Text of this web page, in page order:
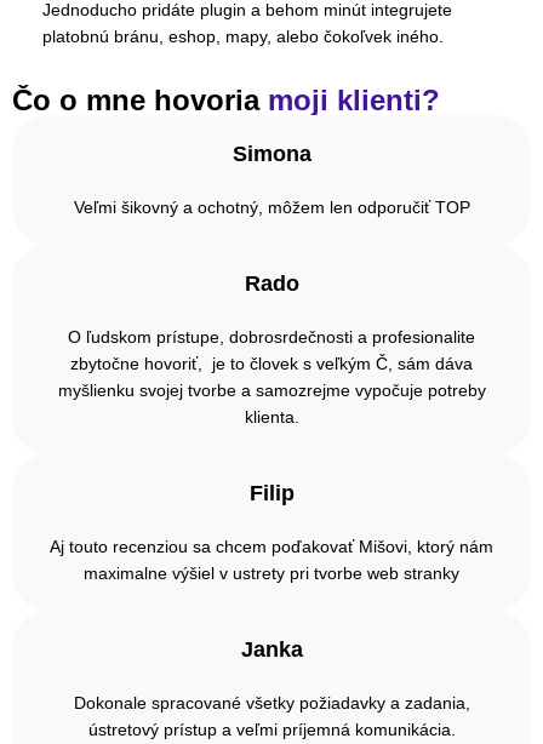
Jednoducho pridáte plugin a behom minút integrujete
platobnú bránu, eshop, mapy, alebo čokoľvek iného.
Čo o mne hovoriamoji klienti?
Simona
Veľmi šikovný a ochotný, môžem len odporučiť TOP
Rado
O ľudskom prístupe, dobrosrdečnosti a profesionalite
zbytočne hovoriť, je to človek s veľkým Č, sám dáva
myšlienku svojej tvorbe a samozrejme vypočuje potreby
klienta.
Filip
Aj touto recenziou sa chcem poďakovať Mišovi, ktorý nám
maximalne výšiel v ustrety pri tvorbe web stranky
Janka
Dokonale spracované všetky požiadavky a zadania,
ústretový prístup a veľmi príjemná komunikácia.